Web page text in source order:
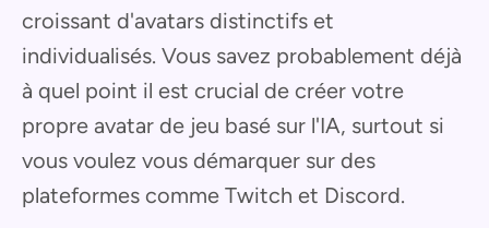
croissant d'avatars distinctifs et
individualisés. Vous savez probablement déjà
à quel point il est crucial de créer votre
propre avatar de jeu basé sur l'IA, surtout si
vous voulez vous démarquer sur des
plateformes comme Twitch et Discord.